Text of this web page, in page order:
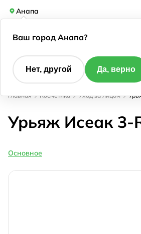
Анапа
Главная Косметика Уход за лицом
Урьяж Исеак 3-
Основное
Ваш город Анапа?
Нет, другой Да, верно